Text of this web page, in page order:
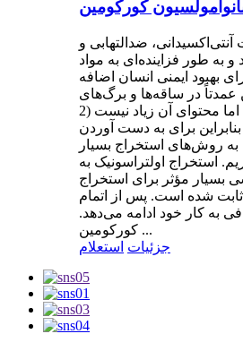
کورکومین
ضدالتهابی و
و به طور فزاینده‌ای به مواد
بهبود ایمنی انسان اضافه
در ساقه‌ها و برگ‌های
زردچوبه وجود دارد، اما محتوای آن زیاد نیست (2
بنابراین برای به دست آوردن
به روش‌های استخراج بسیار
استخراج اولتراسونیک به
بسیار مؤثر برای استخراج
شده است. پس از اتمام
به کار خود ادامه می‌دهد.
کورکومین ...
جزئیات استعلام